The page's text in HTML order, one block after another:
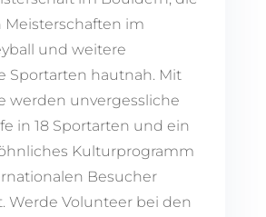
im
und weitere
Sportarten hautnah. Mit
werden unvergessliche
in 18 Sportarten und ein
Kulturprogramm
Besucher
Werde Volunteer bei den